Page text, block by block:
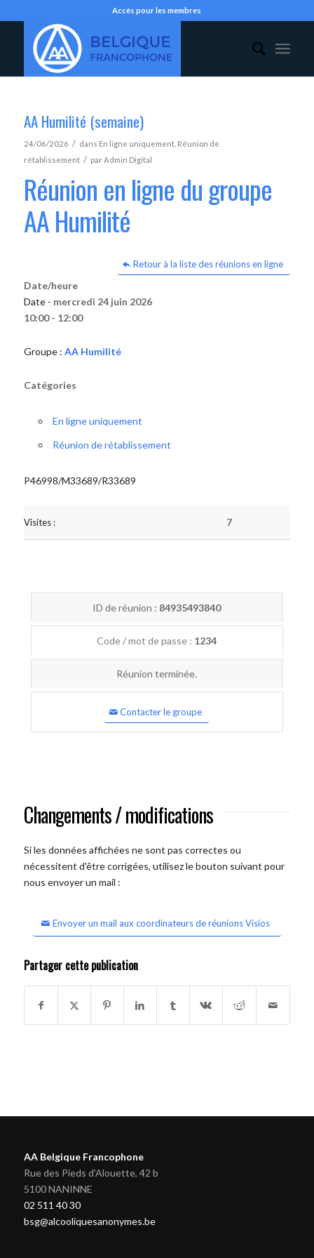
Accès pour les membres
AA Humilité (semaine)
24/06/2026 / dans En ligne uniquement, Réunion de
rétablissement / parAdmin Digital
Réunion en ligne du groupe
AA Humilité
Retour à la liste des réunions en ligne
Date/heure
Date - mercredi 24 juin 2026
10:00 - 12:00
Groupe : AA Humilité
Catégories
En ligne uniquement
Réunion de rétablissement
P46998/M33689/R33689
Visites : 7
ID de réunion : 84935493840
Code / mot de passe : 1234
Réunion terminée.
Contacter le groupe
Changements / modifications
Si les données affichées ne sont pas correctes ou
nécessitent d'être corrigées, utilisez le bouton suivant pour
nous envoyer un mail :
Envoyer un mail aux coordinateurs de réunions Visios
Partager cette publication
AA Belgique Francophone
Rue des Pieds d'Alouette, 42 b
5100 NANINNE
02 511 40 30
bsg@alcooliquesanonymes.be